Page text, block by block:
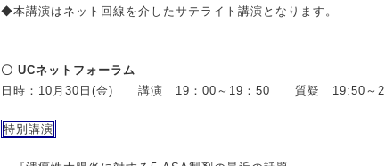
◆本講演はネット回線を介したサテライト講演となります。
〇 UCネットフォーラム
日時：10月30日(金) 講演 19：00～19：50 質疑 19:50～
特別講演